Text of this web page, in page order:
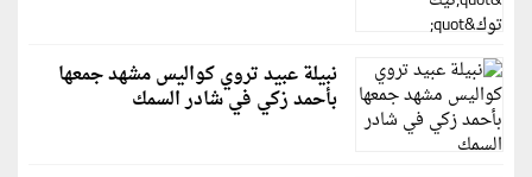
نبيلة عبيد تروي كواليس مشهد جمعها
بأحمد زكي في شادر السمك